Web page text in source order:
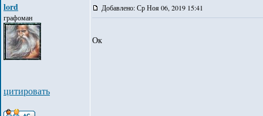
lord
графоман
цитировать
Добавлено: Ср Ноя 06, 2019 15:41
Ок